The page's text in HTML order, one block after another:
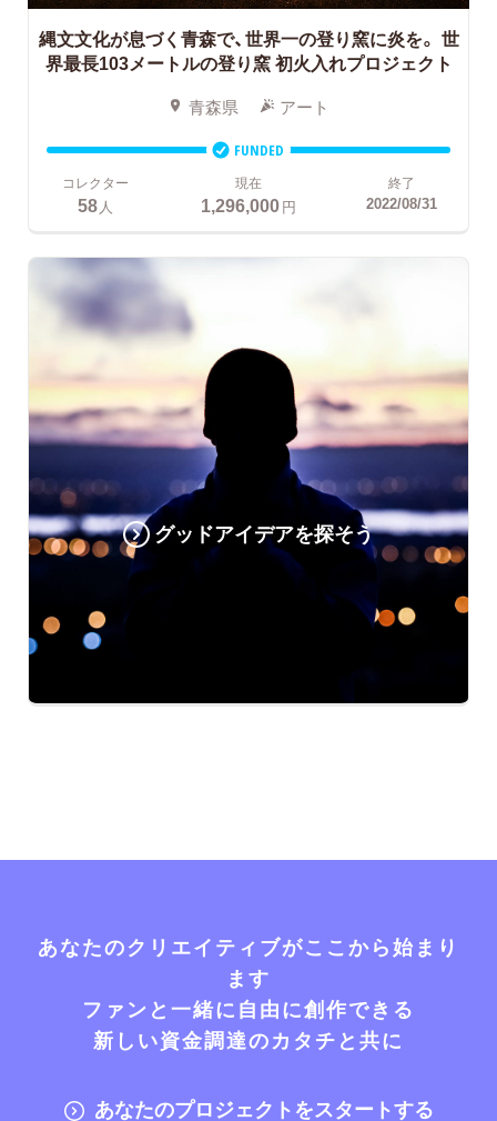
縄文文化が息づく青森で、世界一の登り窯に炎を。 世
界最長103メートルの登り窯 初火入れプロジェクト
青森県 アート
FUNDED
コレクター
58人
現在
1,296,000円
終了
2022/08/31
グッドアイデアを探そう
あなたのクリエイティブがここから始まり
ます
ファンと一緒に自由に創作できる
新しい資金調達のカタチと共に
あなたのプロジェクトをスタートする